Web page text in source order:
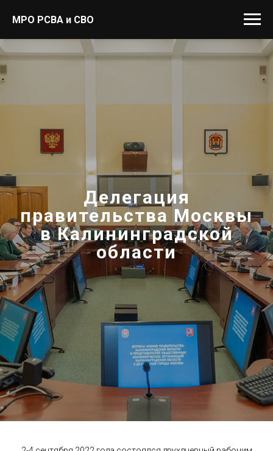
МРО РСВА и СВО
Делегация
правительства Москвы
в Калининградской
области